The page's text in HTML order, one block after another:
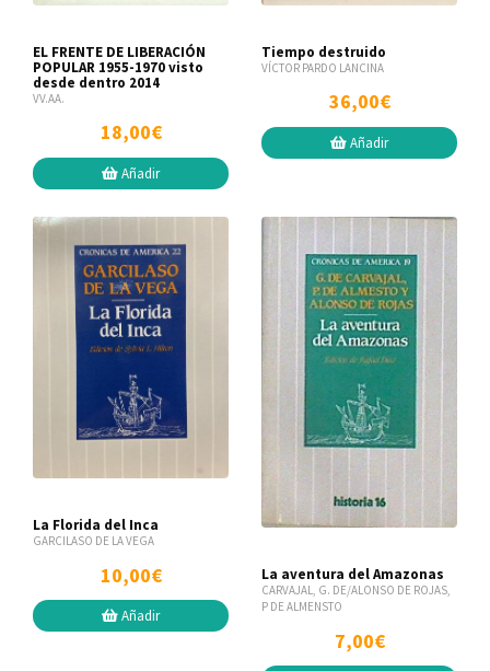
EL FRENTE DE LIBERACIÓN
POPULAR 1955-1970 visto
desde dentro 2014
VV.AA.
18,00€
Añadir
Tiempo destruido
VÍCTOR PARDO LANCINA
36,00€
Añadir
La Florida del Inca
GARCILASO DE LA VEGA
10,00€
Añadir
La aventura del Amazonas
CARVAJAL, G. DE/ALONSO DE ROJAS,
P DE ALMENSTO
7,00€